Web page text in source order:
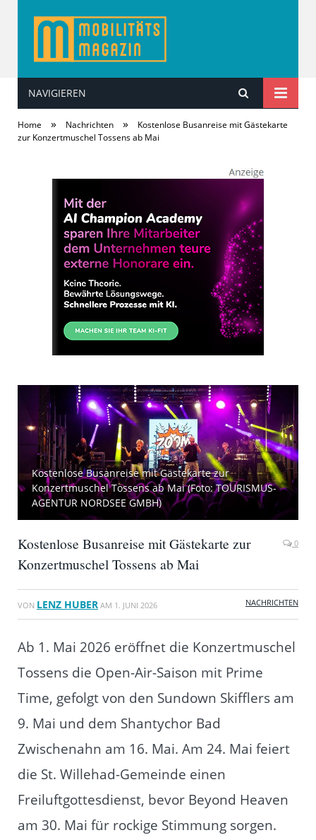
MobilitätsMagazin
NAVIGIEREN
Home » Nachrichten »
Kostenlose Busanreise mit Gästekarte
zur Konzertmuschel Tossens ab Mai
Kostenlose Busanreise mit Gästekarte zur
Konzertmuschel Tossens ab Mai (Foto: TOURISMUS-
AGENTUR NORDSEE GMBH)
Kostenlose Busanreise mit Gästekarte zur
Konzertmuschel Tossens ab Mai
0
VON LENZ HUBER AM 1. JUNI 2026 NACHRICHTEN
Ab 1. Mai 2026 eröffnet die Konzertmuschel
Tossens die Open-Air-Saison mit Prime
Time, gefolgt von den Sundown Skifflers am
9. Mai und dem Shantychor Bad
Zwischenahn am 16. Mai. Am 24. Mai feiert
die St. Willehad-Gemeinde einen
Freiluftgottesdienst, bevor Beyond Heaven
am 30. Mai für rockige Stimmung sorgen.